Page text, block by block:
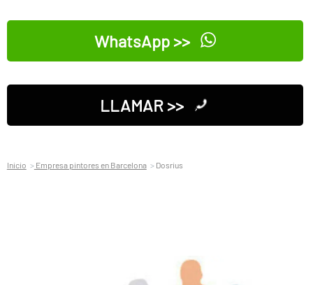
WhatsApp >>
LLAMAR >>
Inicio Empresa pintores en Barcelona Dosrius